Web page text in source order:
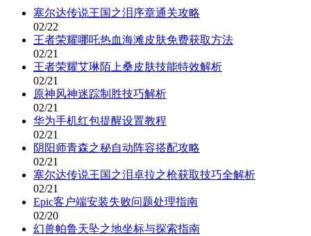
塞尔达传说王国之泪序章通关攻略
02/22
王者荣耀哪吒热血海滩皮肤免费获取方法
02/21
王者荣耀艾琳陌上桑皮肤技能特效解析
02/21
原神风神迷踪制胜技巧解析
02/21
华为手机红包提醒设置教程
02/21
阴阳师青森之秘自动阵容搭配攻略
02/21
塞尔达传说王国之泪卓拉之枪获取技巧全解析
02/21
Epic客户端安装失败问题处理指南
02/20
幻兽帕鲁天坠之地坐标与探索指南